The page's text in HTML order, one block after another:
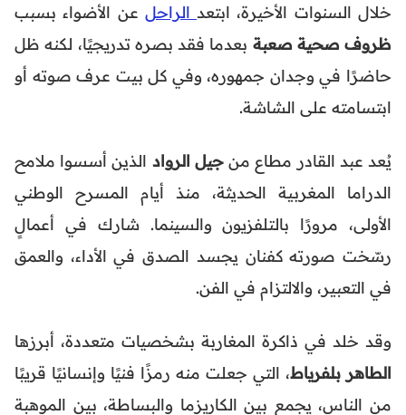
خلال السنوات الأخيرة، ابتعدالراحل عن الأضواء بسبب
ظروف صحية صعبة بعدما فقد بصره تدريجيًا، لكنه ظل
حاضرًا في وجدان جمهوره، وفي كل بيت عرف صوته أو
ابتسامته على الشاشة.
يُعد عبد القادر مطاع منجيل الرواد الذين أسسوا ملامح
الدراما المغربية الحديثة، منذ أيام المسرح الوطني
الأولى، مرورًا بالتلفزيون والسينما. شارك في أعمالٍ
رسّخت صورته كفنان يجسد الصدق في الأداء، والعمق
في التعبير، والالتزام في الفن.
وقد خلد في ذاكرة المغاربة بشخصيات متعددة، أبرزها
الطاهر بلفرياط، التي جعلت منه رمزًا فنيًا وإنسانيًا قريبًا
من الناس، يجمع بين الكاريزما والبساطة، بين الموهبة